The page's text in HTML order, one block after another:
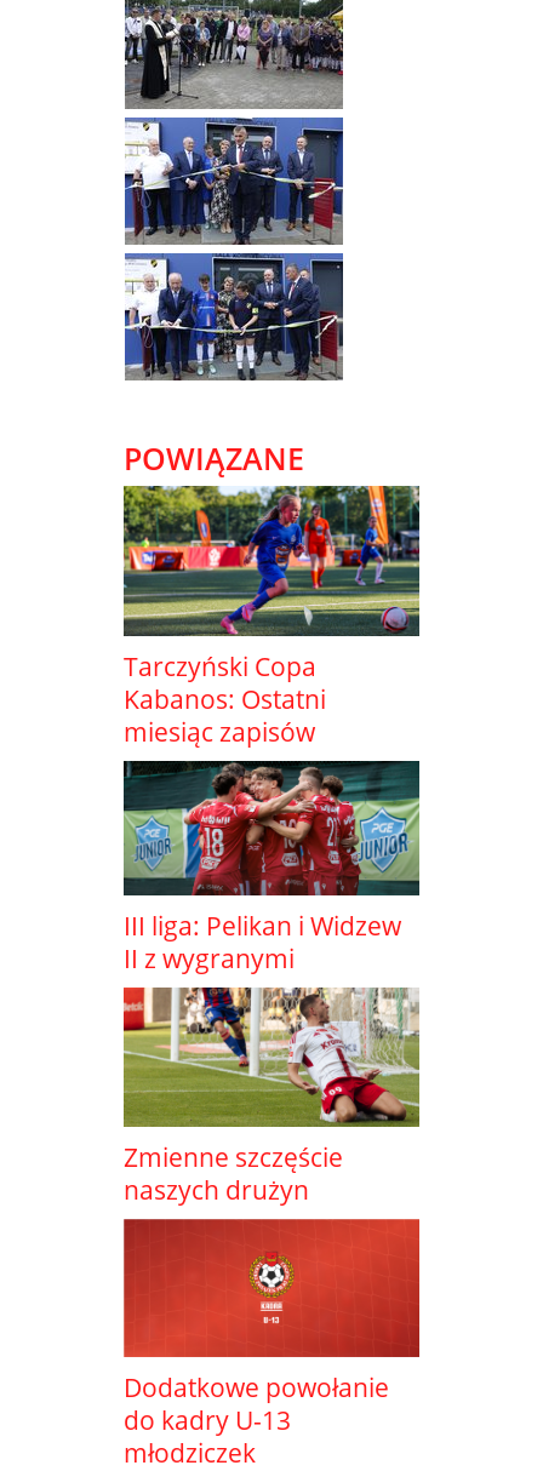
POWIĄZANE
Tarczyński Copa
Kabanos: Ostatni
miesiąc zapisów
III liga: Pelikan i Widzew
II z wygranymi
Zmienne szczęście
naszych drużyn
Dodatkowe powołanie
do kadry U-13
młodziczek